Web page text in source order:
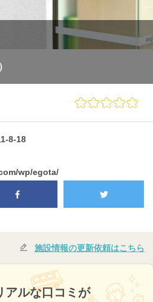
8-18
wp/egota/
施設情報の更新依頼はこちら
アルな口コミが